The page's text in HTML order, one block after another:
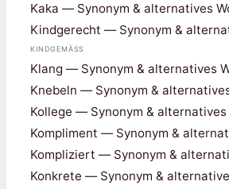
Kaka — Synonym & alternatives
Kindgerecht — Synonym &
kindgemäß
Klang — Synonym & alternatives
Knebeln — Synonym &
Kollege — Synonym & alternatives
Kompliment — Synonym &
Kompliziert — Synonym &
Konkrete — Synonym &